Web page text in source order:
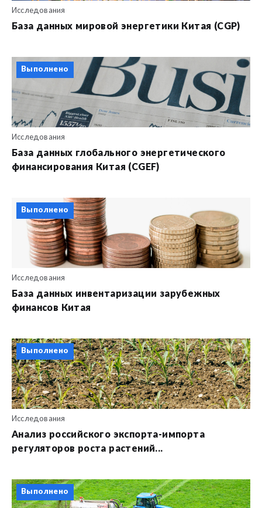
Исследования
База данных мировой энергетики Китая (CGP)
Выполнено
Исследования
База данных глобального энергетического
финансирования Китая (CGEF)
Выполнено
Исследования
База данных инвентаризации зарубежных
финансов Китая
Выполнено
Исследования
Анализ российского экспорта-импорта
регуляторов роста растений...
Выполнено